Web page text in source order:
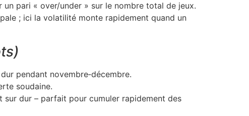
un pari « over/under » sur le nombre total de jeux.
; ici la volatilité monte rapidement quand un
pendant novembre‑décembre.
soudaine.
sur dur – parfait pour cumuler rapidement des